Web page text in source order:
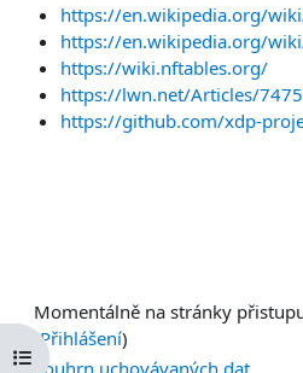
Otevřít indexu kurzu
https://en.wikipedia.org/
https://en.wikipedia.org/
https://wiki.nftables.org/
https://lwn.net/Articles/
https://github.com/xdp-
Momentálně na stránky
(Přihlášení)
Souhrn uchovávaných dat